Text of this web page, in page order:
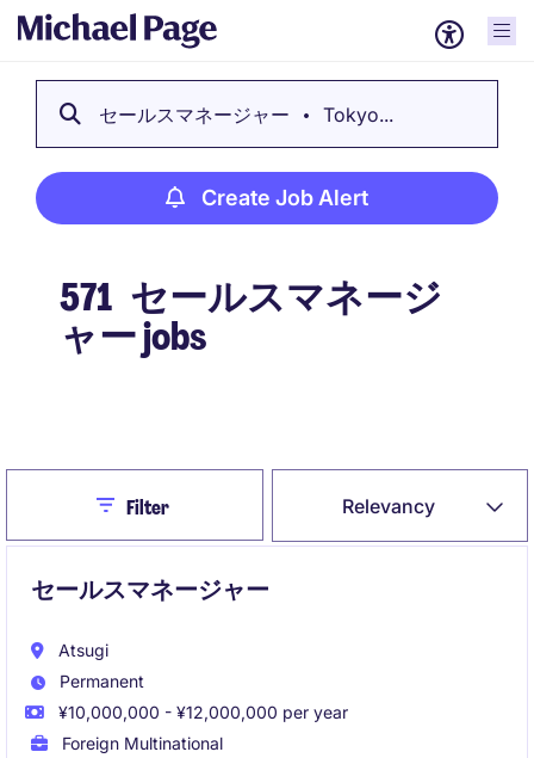
セールスマネージャー Tokyo...
Create Job Alert
571 セールスマネージ
ャー jobs
Relevancy
CloseFilter
セールスマネージャー
Atsugi
Permanent
¥10,000,000 - ¥12,000,000 per year
Foreign Multinational